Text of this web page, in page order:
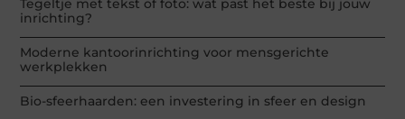
Tegeltje met tekst of foto: wat past het beste bij jouw
inrichting?
Moderne kantoorinrichting voor mensgerichte
werkplekken
Bio-sfeerhaarden: een investering in sfeer en design